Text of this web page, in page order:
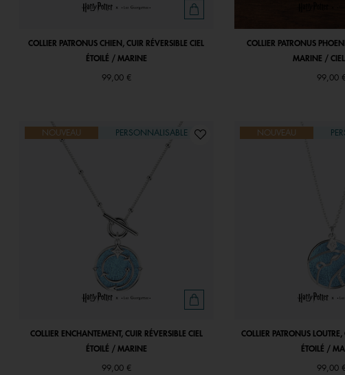
COLLIER PATRONUS CHIEN, CUIR RÉVERSIBLE CIEL
ÉTOILÉ / MARINE
99,00 €
COLLIER PATRONUS
MARINE / CIEL
99,00
NOUVEAU PERSONNALISABLE
COLLIER ENCHANTEMENT, CUIR RÉVERSIBLE CIEL
ÉTOILÉ / MARINE
99,00 €
NOUVEAU
COLLIER PATRONUS LOUTRE,
ÉTOILÉ /
99,00